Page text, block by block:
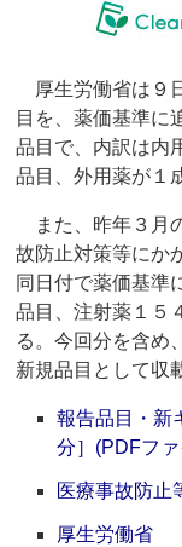
厚生労働省は９
目を、薬価基準に
品目で、内訳は内
品目、外用薬が１
また、昨年３月
故防止対策等にか
同日付で薬価基準
品目、注射薬１５
る。今回分を含め
新規品目として収
報告品目・新
分］(PDFフ
医療事故防止
厚生労働省